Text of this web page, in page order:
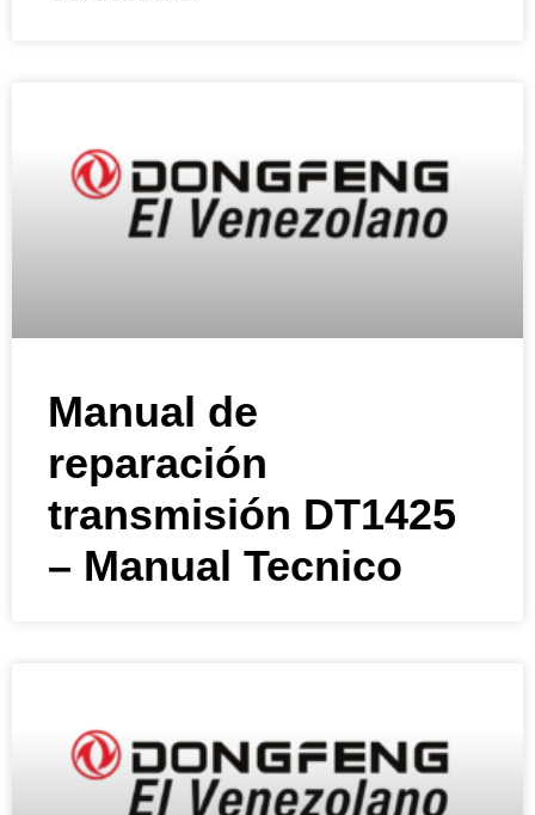
Manual de
reparación
transmisión DT1425
– Manual Tecnico